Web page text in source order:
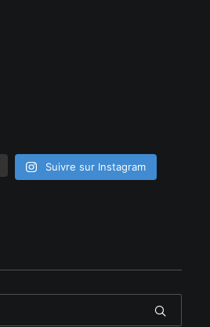
Suivre sur Instagram